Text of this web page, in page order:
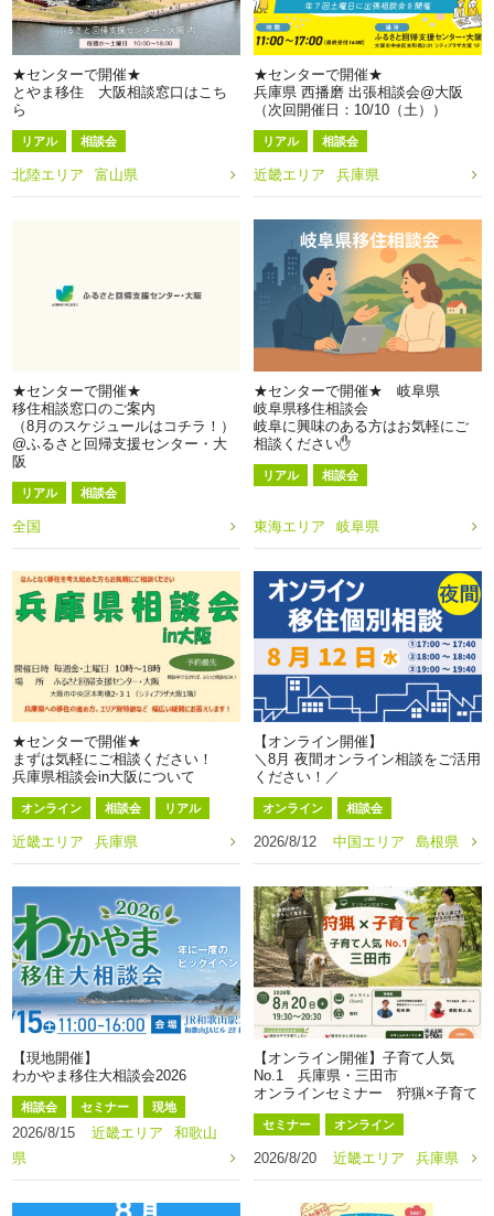
★センターで開催★
とやま移住 大阪相談窓口はこち
ら
リアル 相談会
北陸エリア 富山県
★センターで開催★
兵庫県 西播磨 出張相談会@大阪
（次回開催日：10/10（土））
リアル 相談会
近畿エリア 兵庫県
★センターで開催★
移住相談窓口のご案内
（8月のスケジュールはコチラ！）
@ふるさと回帰支援センター・大
阪
リアル 相談会
全国
★センターで開催★ 岐阜県
岐阜県移住相談会
岐阜に興味のある方はお気軽にご
相談ください✋
リアル 相談会
東海エリア 岐阜県
★センターで開催★
まずは気軽にご相談ください！
兵庫県相談会in大阪について
オンライン 相談会 リアル
近畿エリア 兵庫県
【オンライン開催】
＼8月 夜間オンライン相談をご活用
ください！／
オンライン 相談会
2026/8/12 中国エリア 島根県
【現地開催】
わかやま移住大相談会2026
相談会 セミナー 現地
2026/8/15 近畿エリア
和歌山
県
【オンライン開催】子育て人気
No.1 兵庫県・三田市
オンラインセミナー 狩猟×子育て
セミナー オンライン
2026/8/20 近畿エリア 兵庫県